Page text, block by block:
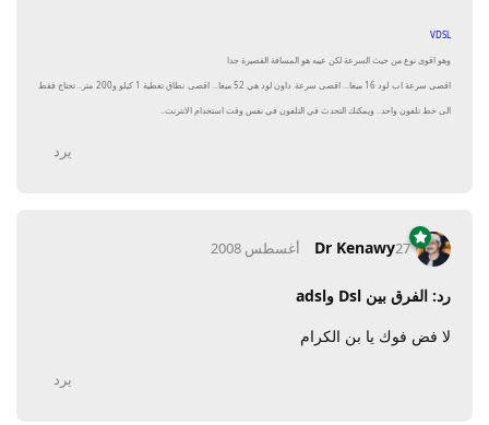
VDSL
وهو اقوى نوع من حيث السرعة لكن عيبه هو المسافة القصيرة جدا
اقصى سرعة اب لود 16 ميغا... اقصى سرعة داون لود هي 52 ميغا... اقصى نطاق تغطية 1 كيلو و200 متر.. تحتاج فقط
الى خط تلفون واحد.. ويمكنك التحدث في التلفون في نفس وقت استخدام الانترنت..
يرد
Dr Kenawy27 أغسطس 2008
رد: الفرق بين Dsl وadsl
لا فض فوك يا بن الكرام
يرد